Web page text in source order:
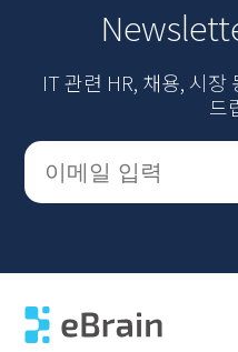
IT 관련 HR, 채용, 시장
드